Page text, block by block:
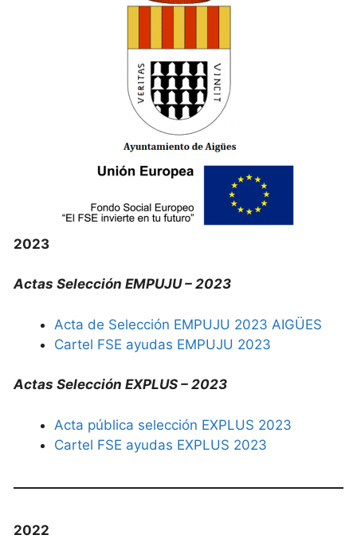
2023
Actas Selección EMPUJU – 2023
Acta de Selección EMPUJU 2023 AIGÜES
Cartel FSE ayudas EMPUJU 2023
Actas Selección EXPLUS – 2023
Acta pública selección EXPLUS 2023
Cartel FSE ayudas EXPLUS 2023
2022